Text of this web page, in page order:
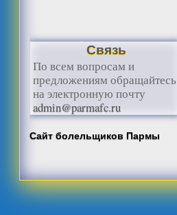
Связь
По всем вопросам и
предложениям обращайтесь
на электронную почту
admin@parmafc.ru
Сайт болельщиков Пармы